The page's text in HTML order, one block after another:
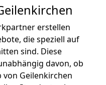
erstellen
die speziell auf
sind. Diese
davon, ob
von Geilenkirchen